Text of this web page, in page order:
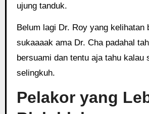
ujung tanduk.
Belum lagi Dr. Roy yang kelihatan
sukaaaak ama Dr. Cha padahal
bersuami dan tentu aja tahu kalau
selingkuh.
Pelakor yang